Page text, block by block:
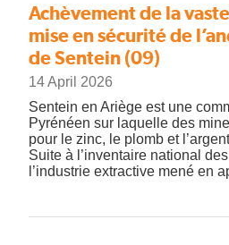
Achèvement de la
mise en sécurité de
de Sentein (09)
14 April 2026
Sentein en Ariège est une
Pyrénéen sur laquelle des
pour le zinc, le plomb et
Suite à l’inventaire national
l’industrie extractive mené en